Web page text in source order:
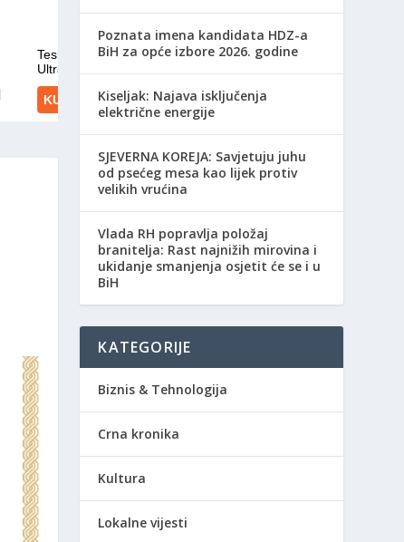
Poznata imena kandidata HDZ-a
BiH za opće izbore 2026. godine
Kiseljak: Najava isključenja
električne energije
SJEVERNA KOREJA: Savjetuju juhu
od psećeg mesa kao lijek protiv
velikih vrućina
Vlada RH popravlja položaj
branitelja: Rast najnižih mirovina i
ukidanje smanjenja osjetit će se i u
BiH
KATEGORIJE
Biznis & Tehnologija
Crna kronika
Kultura
Lokalne vijesti